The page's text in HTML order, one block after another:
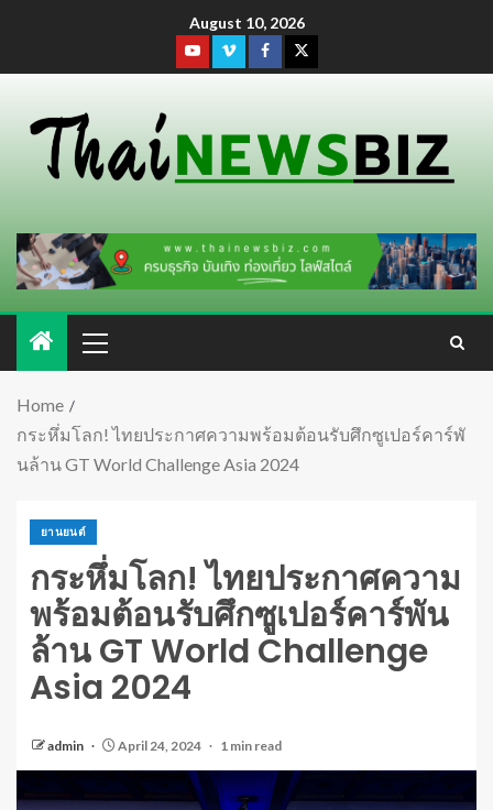
August 10, 2026
Home
กระหึ่มโลก! ไทยประกาศความพร้อมต้อนรับศึกซูเปอร์คาร์พั
นล้าน GT World Challenge Asia 2024
ยานยนต์
กระหึ่มโลก! ไทยประกาศความ
พร้อมต้อนรับศึกซูเปอร์คาร์พัน
ล้าน GT World Challenge
Asia 2024
admin April 24, 2024 1 min read